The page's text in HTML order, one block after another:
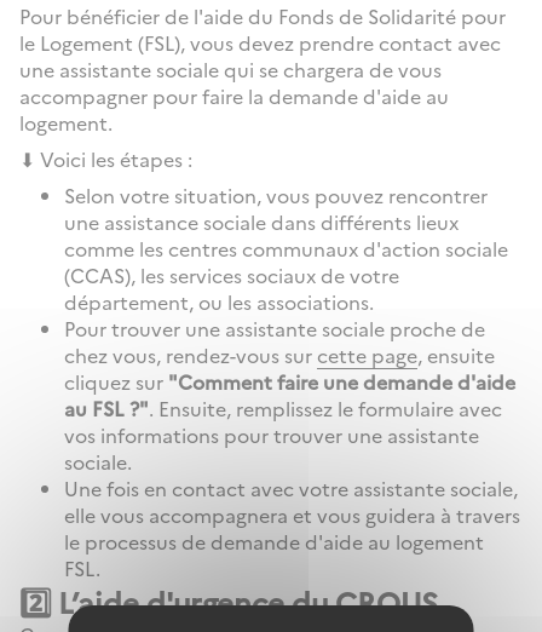
Pour bénéficier de l'aide du Fonds de Solidarité pour
le Logement (FSL), vous devez prendre contact avec
une assistante sociale qui se chargera de vous
accompagner pour faire la demande d'aide au
logement.
⬇ Voici les étapes :
Selon votre situation, vous pouvez rencontrer
une assistance sociale dans différents lieux
comme les centres communaux d'action sociale
(CCAS), les services sociaux de votre
département, ou les associations.
Pour trouver une assistante sociale proche de
chez vous, rendez-vous sur cette page, ensuite
cliquez sur "Comment faire une demande d'aide
au FSL ?". Ensuite, remplissez le formulaire avec
vos informations pour trouver une assistante
sociale.
Une fois en contact avec votre assistante sociale,
elle vous accompagnera et vous guidera à travers
le processus de demande d'aide au logement
FSL.
2️⃣ L’aide d'urgence du CROUS